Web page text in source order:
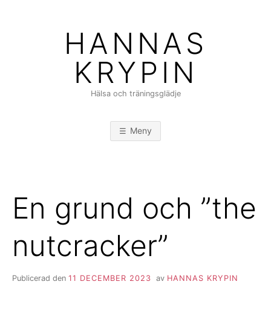
HANNAS
KRYPIN
Hälsa och träningsglädje
Meny
En grund och ”the
nutcracker”
Publicerad den 11 DECEMBER 2023 av HANNAS KRYPIN